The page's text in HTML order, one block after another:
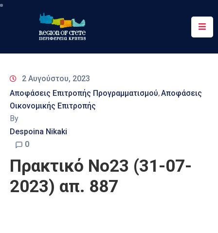
Περιφέρεια
&
Δράσεις
Ψηφιακές
Υπηρεσίες
Επικοινωνία
2 Αυγούστου, 2023
Αποφάσεις Επιτροπής Προγραμματισμού‚Αποφάσεις
Οικονομικής Επιτροπής
By
Despoina Nikaki
0
Πρακτικό Νο23 (31-07-
2023) απ. 887